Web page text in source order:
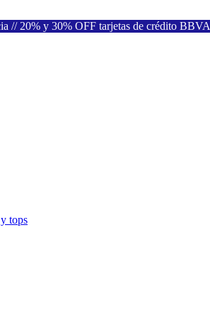
// 20% y 30% OFF tarjetas de crédito BBVA
tops